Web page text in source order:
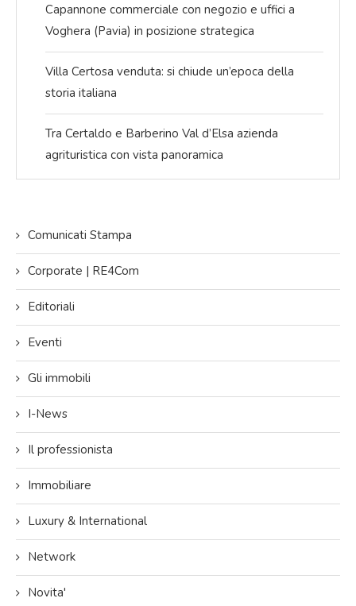
Capannone commerciale con negozio e uffici a
Voghera (Pavia) in posizione strategica
Villa Certosa venduta: si chiude un’epoca della
storia italiana
Tra Certaldo e Barberino Val d’Elsa azienda
agrituristica con vista panoramica
Comunicati Stampa
Corporate | RE4Com
Editoriali
Eventi
Gli immobili
I-News
Il professionista
Immobiliare
Luxury & International
Network
Novita'